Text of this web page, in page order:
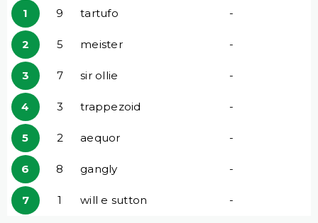
1 9 tartufo -
2 5 meister -
3 7 sir ollie -
4 3 trappezoid -
5 2 aequor -
6 8 gangly -
7 1 will e sutton -